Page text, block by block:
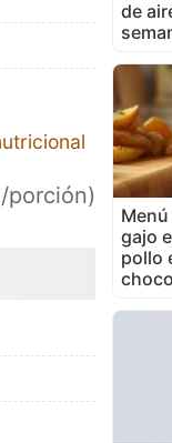
porción)
de
gajo
pollo